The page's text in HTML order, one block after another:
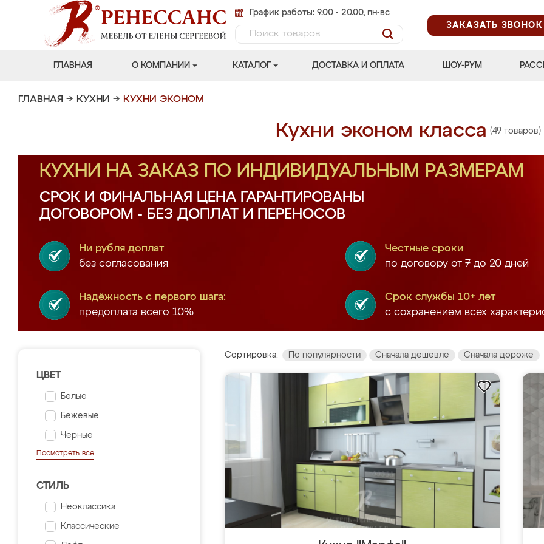
График работы: 9.00 - 20.00, пн-вс
ЗАКАЗАТЬ ЗВОНОК
ГЛАВНАЯ О КОМПАНИИ КАТАЛОГ ДОСТАВКА И ОПЛАТА ШОУ-РУМ
ГЛАВНАЯ → КУХНИ → КУХНИ ЭКОНОМ
Кухни эконом класса (49 товаров)
КУХНИ НА ЗАКАЗ ПО ИНДИВИДУАЛЬНЫМ РАЗМЕРАМ
СРОК И ФИНАЛЬНАЯ ЦЕНА ГАРАНТИРОВАНЫ
ДОГОВОРОМ - БЕЗ ДОПЛАТ И ПЕРЕНОСОВ
Ни рубля доплат
без согласования
Честные сроки
по договору от 7 до 20 дней
Надёжность с первого шага:
предоплата всего 10%
Срок службы 10+ лет
с сохранением всех
ЦВЕТ
Белые
Бежевые
Черные
Посмотреть все
СТИЛЬ
Неоклассика
Классические
Сортировка: По популярности Сначала дешевле Сначала дороже